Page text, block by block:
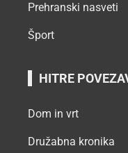
Prehranski nasveti
Šport
HITRE
Dom in vrt
Družabna kronika